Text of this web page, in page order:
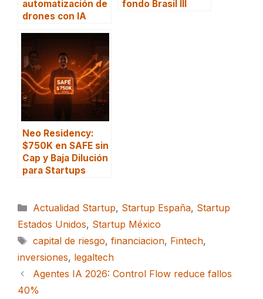
automatización de
drones con IA
fondo Brasil III
Neo Residency:
$750K en SAFE sin
Cap y Baja Dilución
para Startups
Categorías
Actualidad Startup, Startup España, Startup
Estados Unidos, Startup México
Etiquetas
capital de riesgo, financiacion, Fintech,
inversiones, legaltech
Agentes IA 2026: Control Flow reduce fallos
40%